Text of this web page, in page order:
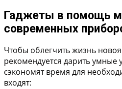
Гаджеты в помощь
современных
Чтобы облегчить жизнь
рекомендуется дарить умные
сэкономят время для
входят: